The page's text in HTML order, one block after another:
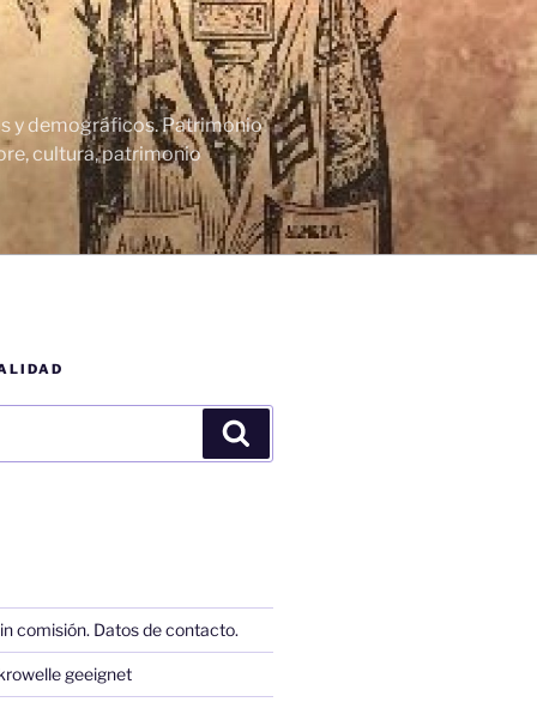
y demográficos. Patrimonio
cultura, patrimonio
comisión. Datos de contacto.
geeignet